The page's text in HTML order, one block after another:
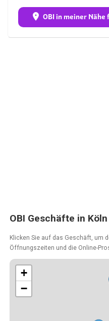
OBI in meiner Nähe
OBI Geschäfte in Köln
Klicken Sie auf das Geschäft, um
Öffnungszeiten und die Online-
+
−